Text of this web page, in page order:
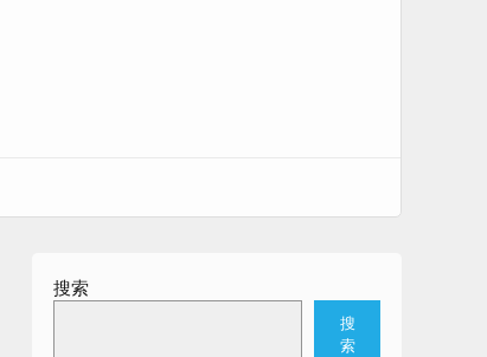
搜索
搜
索